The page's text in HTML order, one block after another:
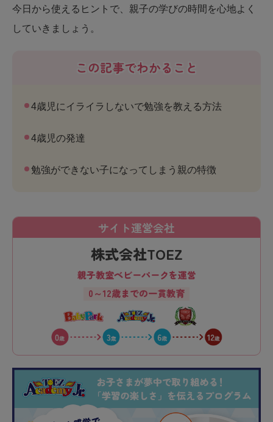
今日から使えるヒントで、親子の学びの時間を心地よく
していきましょう。
この記事でわかること
4歳児にイライラしないで勉強を教える方法
4歳児の発達
勉強ができない子になってしまう親の特徴
サイト運営会社
株式会社TOEZ
親子教室ベビーパークを運営
0～12歳までの一貫教育